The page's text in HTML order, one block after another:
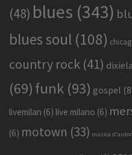
(48) blues (343)
blues soul (108)
country rock (41)
(69) funk (93) gospel
livemilan (6) live milano (6)
(6) motown (33) musica